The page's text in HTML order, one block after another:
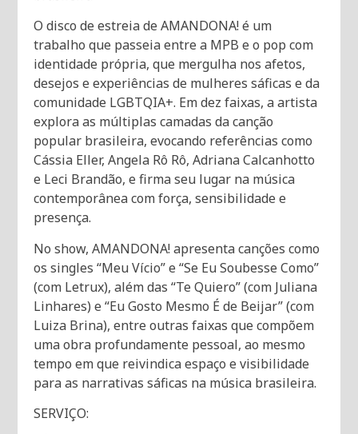
O disco de estreia de AMANDONA! é um
trabalho que passeia entre a MPB e o pop com
identidade própria, que mergulha nos afetos,
desejos e experiências de mulheres sáficas e da
comunidade LGBTQIA+. Em dez faixas, a artista
explora as múltiplas camadas da canção
popular brasileira, evocando referências como
Cássia Eller, Angela Rô Rô, Adriana Calcanhotto
e Leci Brandão, e firma seu lugar na música
contemporânea com força, sensibilidade e
presença.
No show, AMANDONA! apresenta canções como
os singles “Meu Vício” e “Se Eu Soubesse Como”
(com Letrux), além das “Te Quiero” (com Juliana
Linhares) e “Eu Gosto Mesmo É de Beijar” (com
Luiza Brina), entre outras faixas que compõem
uma obra profundamente pessoal, ao mesmo
tempo em que reivindica espaço e visibilidade
para as narrativas sáficas na música brasileira.
SERVIÇO: